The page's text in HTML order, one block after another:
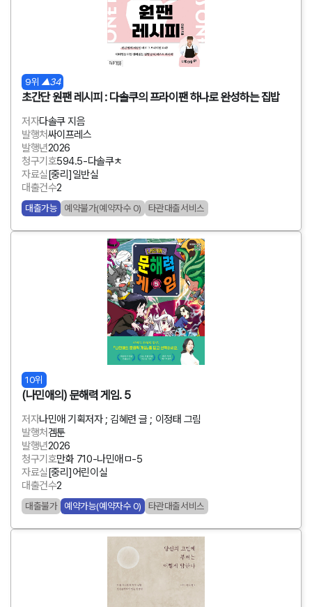
9위 ▲34
초간단 원팬 레시피 : 다솔쿠의 프라이팬 하나로 완성하는 집밥
저자다솔쿠 지음
발행처싸이프레스
발행년2026
청구기호594.5-다솔쿠ㅊ
자료실[중리]일반실
대출건수2
대출가능 예약불가(예약자수 0) 타관대출서비스
10위
(나민애의) 문해력 게임. 5
저자나민애 기획저자 ; 김혜련 글 ; 이정태 그림
발행처겜툰
발행년2026
청구기호만화 710-나민애ㅁ-5
자료실[중리]어린이실
대출건수2
대출불가 예약가능(예약자수 0) 타관대출서비스